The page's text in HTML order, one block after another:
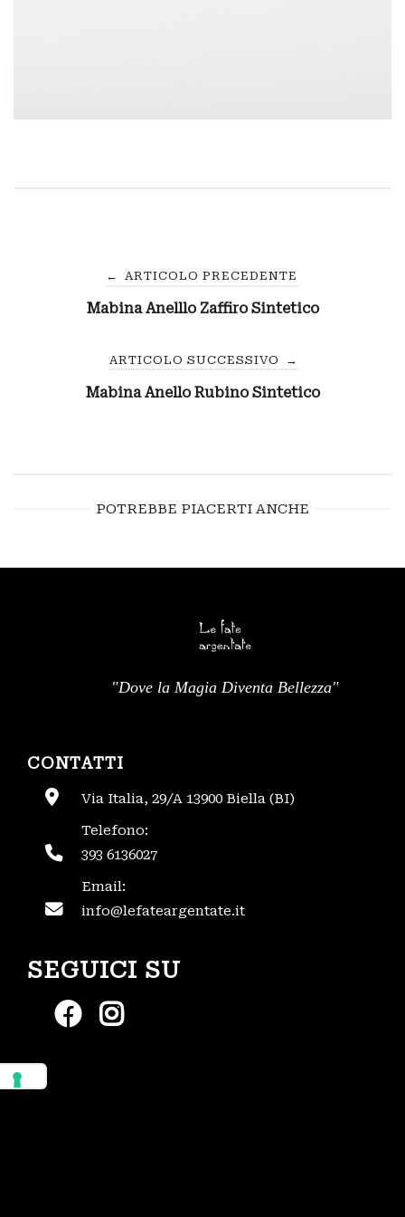
Navigazione
articoli
← ARTICOLO PRECEDENTE
Mabina Anelllo Zaffiro Sintetico
ARTICOLO SUCCESSIVO →
Mabina Anello Rubino Sintetico
POTREBBE PIACERTI ANCHE
"Dove la Magia Diventa Bellezza"
CONTATTI
Via Italia, 29/A 13900 Biella (BI)
Telefono:
393 6136027
Email:
info@lefateargentate.it
SEGUICI SU